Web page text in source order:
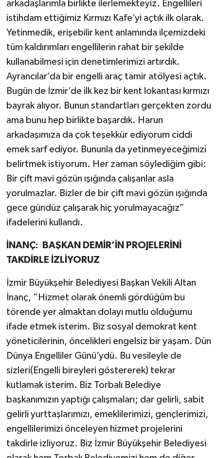
arkadaşlarımla birlikte ilerlemekteyiz. Engellileri
istihdam ettiğimiz Kırmızı Kafe’yi açtık ilk olarak.
Yetinmedik, erişebilir kent anlamında ilçemizdeki
tüm kaldırımları engellilerin rahat bir şekilde
kullanabilmesi için denetimlerimizi artırdık.
Ayrancılar’da bir engelli araç tamir atölyesi açtık.
Bugün de İzmir’de ilk kez bir kent lokantası kırmızı
bayrak alıyor. Bunun standartları gerçekten zordu
ama bunu hep birlikte başardık. Harun
arkadaşımıza da çok teşekkür ediyorum ciddi
emek sarf ediyor. Bununla da yetinmeyeceğimizi
belirtmek istiyorum. Her zaman söylediğim gibi:
Bir çift mavi gözün ışığında çalışanlar asla
yorulmazlar. Bizler de bir çift mavi gözün ışığında
gece gündüz çalışarak hiç yorulmayacağız”
ifadelerini kullandı.
İNANÇ: BAŞKAN DEMİR’İN PROJELERİNİ
TAKDİRLE İZLİYORUZ
İzmir Büyükşehir Belediyesi Başkan Vekili Altan
İnanç, “Hizmet olarak önemli gördüğüm bu
törende yer almaktan dolayı mutlu olduğumu
ifade etmek isterim. Biz sosyal demokrat kent
yöneticilerinin, öncelikleri engelsiz bir yaşam. Dün
Dünya Engelliler Günü’ydü. Bu vesileyle de
sizleri(Engelli bireyleri göstererek) tekrar
kutlamak isterim. Biz Torbalı Belediye
başkanımızın yaptığı çalışmaları; dar gelirli, sabit
gelirli yurttaşlarımızı, emeklilerimizi, gençlerimizi,
engellilerimizi önceleyen hizmet projelerini
takdirle izliyoruz. Biz İzmir Büyükşehir Belediyesi